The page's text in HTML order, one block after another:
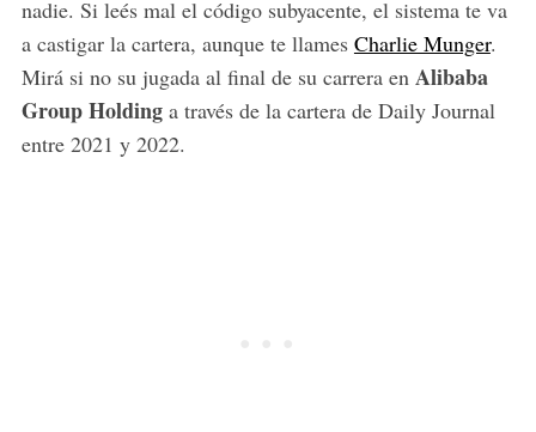
nadie. Si leés mal el código subyacente, el sistema te va
a castigar la cartera, aunque te llames Charlie Munger.
Mirá si no su jugada al final de su carrera en Alibaba
Group Holdinga través de la cartera de Daily Journal
entre 2021 y 2022.